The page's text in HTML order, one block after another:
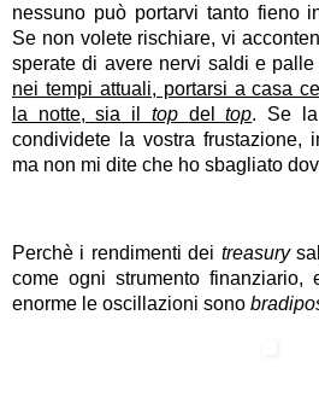
nessuno può portarvi tanto fieno
Se non volete rischiare, vi
sperate di avere nervi saldi e palle
nei tempi attuali, portarsi a casa
la notte, sia il top deltop. Se la
condividete la vostra frustazione,
ma non mi dite che ho sbagliato
Perchè i rendimenti dei treasury
come ogni strumento finanziario,
enorme le oscillazioni sono